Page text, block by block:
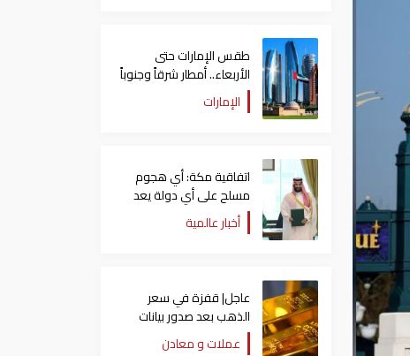
طقس الإمارات حتى
الأربعاء.. أمطار شرقاً وجنوباً
وانخفاض تدريجي للحرارة
الإمارات
اتفاقية مكة: أي هجوم
مسلح على أي دولة يعد
هجوما على الدول الثلاث
جميعا
أخبار عالمية
عاجل| قفزة في سعر
الذهب بعد صدور بيانات
الوظائف الأمريكية
عملات و معادن